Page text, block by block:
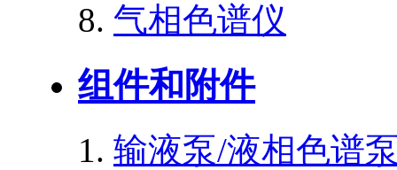
气相色谱仪
组件和附件
输液泵/液相色谱